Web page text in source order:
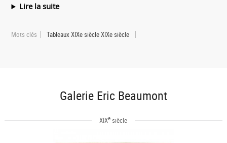
Lire la suite
Mots clés Tableaux XIXe siècle XIXe siècle
Galerie Eric Beaumont
XIXe siècle